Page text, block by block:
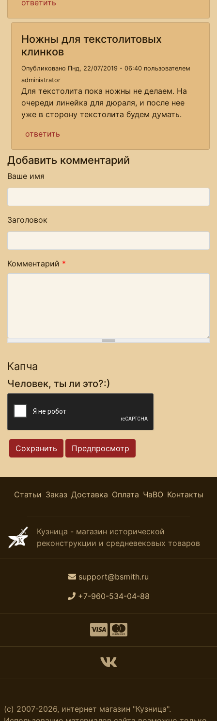
ответить
Ножны для текстолитовых
клинков
Опубликовано Пнд, 22/07/2019 - 06:40 пользователем
administrator
Для текстолита пока ножны не делаем. На
очереди линейка для дюраля, и после нее
уже в сторону текстолита будем думать.
ответить
Добавить комментарий
Ваше имя
Заголовок
Комментарий *
Капча
Человек, ты ли это?:)
Статьи Заказ Доставка Оплата ЧаВО Контакты
Кузница - магазин исторической
реконструкции и средневековых товаров
support@bsmith.ru
+7-960-534-04-88
(с) 2007-2026, интернет магазин "Кузница".